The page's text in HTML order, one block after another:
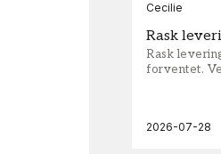
Cecilie
Rask
Rask
forventet.
2026-07-28